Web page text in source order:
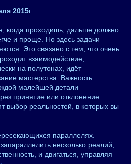
2015г.
когда проходишь, дальше должно
и проще. Но здесь задачи
Это связано с тем, что очень
взаимодействие,
на полутонах, идёт
мастерства. Важность
малейшей детали
принятие или отклонение
выбор реальностей, в которых вы
параллелях.
несколько реалий,
и двигаться, управляя